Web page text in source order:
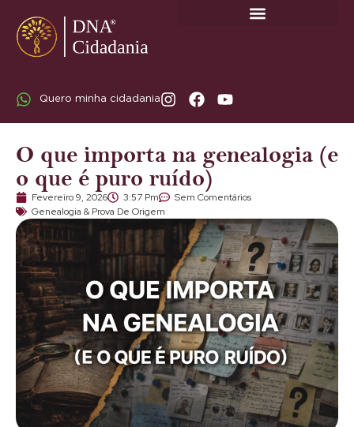
Quero minha cidadania
O que importa na genealogia (e
o que é puro ruído)
Fevereiro 9, 2026 3:57 Pm
Sem Comentários
Genealogia & Prova De Origem